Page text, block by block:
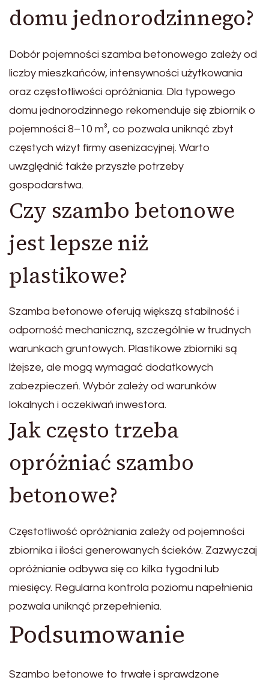
domu jednorodzinnego?
Dobór pojemności szamba betonowego zależy od
liczby mieszkańców, intensywności użytkowania
oraz częstotliwości opróżniania. Dla typowego
domu jednorodzinnego rekomenduje się zbiornik o
pojemności 8–10 m³, co pozwala uniknąć zbyt
częstych wizyt firmy asenizacyjnej. Warto
uwzględnić także przyszłe potrzeby
gospodarstwa.
Czy szambo betonowe
jest lepsze niż
plastikowe?
Szamba betonowe oferują większą stabilność i
odporność mechaniczną, szczególnie w trudnych
warunkach gruntowych. Plastikowe zbiorniki są
lżejsze, ale mogą wymagać dodatkowych
zabezpieczeń. Wybór zależy od warunków
lokalnych i oczekiwań inwestora.
Jak często trzeba
opróżniać szambo
betonowe?
Częstotliwość opróżniania zależy od pojemności
zbiornika i ilości generowanych ścieków. Zazwyczaj
opróżnianie odbywa się co kilka tygodni lub
miesięcy. Regularna kontrola poziomu napełnienia
pozwala uniknąć przepełnienia.
Podsumowanie
Szambo betonowe to trwałe i sprawdzone